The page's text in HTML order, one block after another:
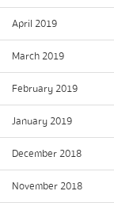
April 2019
March 2019
February 2019
January 2019
December 2018
November 2018